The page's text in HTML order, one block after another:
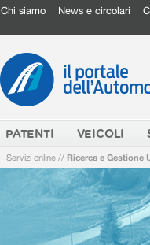
Chi siamo News e circolari
PATENTI VEICOLI
Servizi online // Ricerca e Gestione